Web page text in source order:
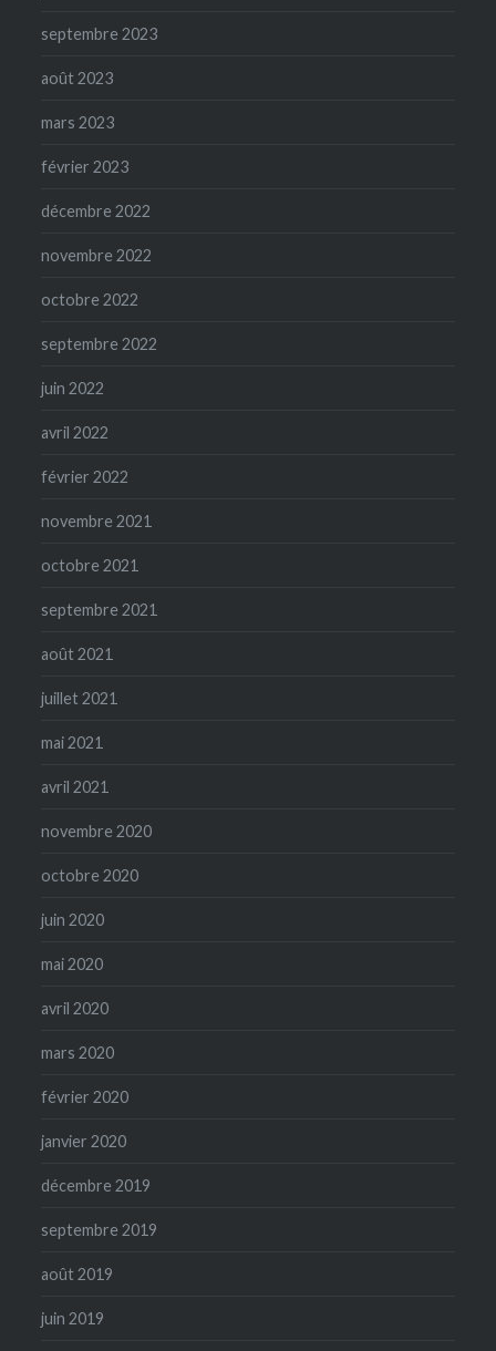
septembre 2023
août 2023
mars 2023
février 2023
décembre 2022
novembre 2022
octobre 2022
septembre 2022
juin 2022
avril 2022
février 2022
novembre 2021
octobre 2021
septembre 2021
août 2021
juillet 2021
mai 2021
avril 2021
novembre 2020
octobre 2020
juin 2020
mai 2020
avril 2020
mars 2020
février 2020
janvier 2020
décembre 2019
septembre 2019
août 2019
juin 2019